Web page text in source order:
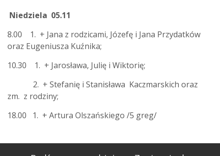
Niedziela 05.11
8.00 1. + Jana z rodzicami, Józefę i Jana Przydatków
oraz Eugeniusza Kuźnika;
10.30 1. + Jarosława, Julię i Wiktorię;
2. + Stefanię i Stanisława Kaczmarskich oraz
zm. z rodziny;
18.00 1. + Artura Olszańskiego /5 greg/